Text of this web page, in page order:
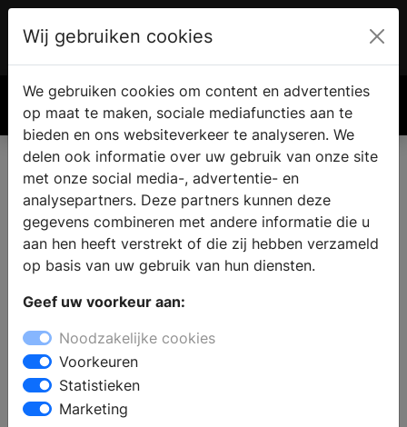
€ 0.00
Vind een nieuwe keuken in
Peest
keuken gaat verbouwen vindt u in de keukenwinkel alle
informatie en inspiratie voor een nieuwe keuken. Welke
keukenstijl past bij u en uw woning en wat zijn de
laatste keukentrends? Door middel van persoonlijk
advies van een ervaren medewerker kunt u een
complete keuken samenstellen en krijgt u deskundig
Wij gebruiken cookies
We gebruiken cookies om content en advertenties
op maat te maken, sociale mediafuncties aan te
bieden en ons websiteverkeer te analyseren. We
delen ook informatie over uw gebruik van onze site
met onze social media-, advertentie- en
analysepartners. Deze partners kunnen deze
gegevens combineren met andere informatie die u
aan hen heeft verstrekt of die zij hebben verzameld
op basis van uw gebruik van hun diensten.
Geef uw voorkeur aan:
Noodzakelijke cookies
Voorkeuren
Statistieken
Marketing